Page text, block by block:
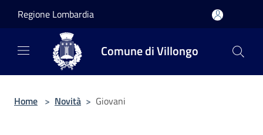
Regione Lombardia
Comune di Villongo
Home > Novità > Giovani